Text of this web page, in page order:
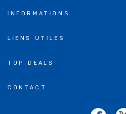
INFORMATIONS
LIENS UTILES
TOP DEALS
CONTACT